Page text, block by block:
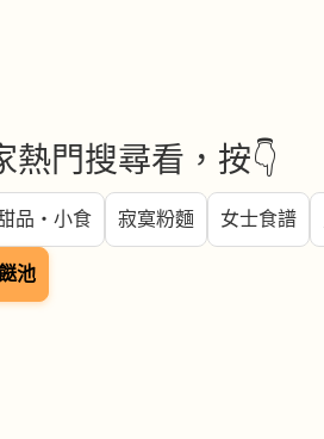
熱門搜尋看，按👇
品・小食 寂寞粉麵 女士食譜
池